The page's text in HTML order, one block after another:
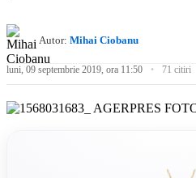
Autor: Mihai Ciobanu
luni, 09 septembrie 2019, ora 11:50 71 citiri